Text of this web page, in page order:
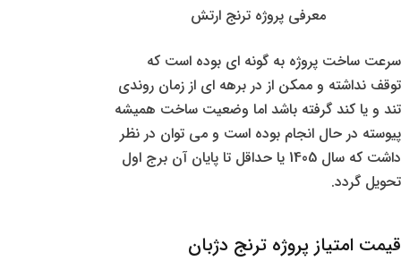
معرفی پروژه ترنج ارتش
سرعت ساخت پروژه به گونه ای بوده است که
توقف نداشته و ممکن از در برهه ای از زمان روندی
تند و یا کند گرفته باشد اما وضعیت ساخت همیشه
پیوسته در حال انجام بوده است و می توان در نظر
داشت که سال 1405 یا حداقل تا پایان آن برج اول
تحویل گردد.
قیمت امتیاز پروژه ترنج دژبان